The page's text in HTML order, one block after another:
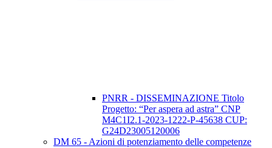
PNRR - DISSEMINAZIONE Titolo
Progetto: “Per aspera ad astra” CNP
M4C1I2.1-2023-1222-P-45638 CUP:
G24D23005120006
DM 65 - Azioni di potenziamento delle competenze